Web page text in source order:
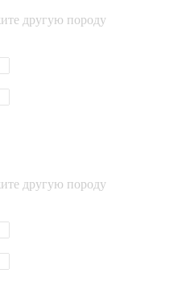
другую породу
другую породу